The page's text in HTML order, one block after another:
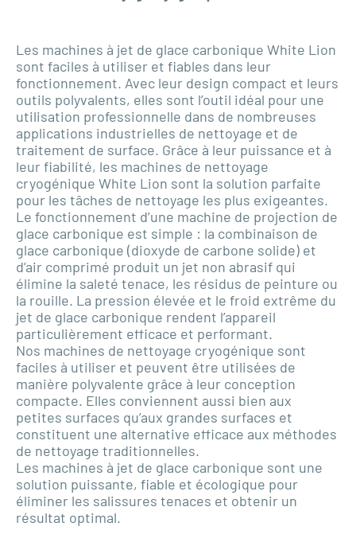
Les machines à jet de glace carbonique White Lion
sont faciles à utiliser et fiables dans leur
fonctionnement. Avec leur design compact et leurs
outils polyvalents, elles sont l’outil idéal pour une
utilisation professionnelle dans de nombreuses
applications industrielles de nettoyage et de
traitement de surface. Grâce à leur puissance et à
leur fiabilité, les machines de nettoyage
cryogénique White Lion sont la solution parfaite
pour les tâches de nettoyage les plus exigeantes.
Le fonctionnement d’une machine de projection de
glace carbonique est simple : la combinaison de
glace carbonique (dioxyde de carbone solide) et
d’air comprimé produit un jet non abrasif qui
élimine la saleté tenace, les résidus de peinture ou
la rouille. La pression élevée et le froid extrême du
jet de glace carbonique rendent l’appareil
particulièrement efficace et performant.
Nos machines de nettoyage cryogénique sont
faciles à utiliser et peuvent être utilisées de
manière polyvalente grâce à leur conception
compacte. Elles conviennent aussi bien aux
petites surfaces qu’aux grandes surfaces et
constituent une alternative efficace aux méthodes
de nettoyage traditionnelles.
Les machines à jet de glace carbonique sont une
solution puissante, fiable et écologique pour
éliminer les salissures tenaces et obtenir un
résultat optimal.